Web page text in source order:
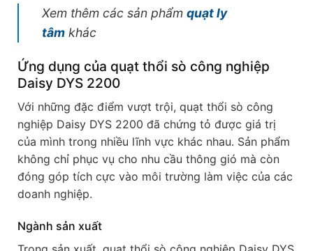
Xem thêm các sản phẩm quạt ly
tâm khác
Ứng dụng của quạt thổi sò công nghiệp
Daisy DYS 2200
Với những đặc điểm vượt trội, quạt thổi sò công
nghiệp Daisy DYS 2200 đã chứng tỏ được giá trị
của mình trong nhiều lĩnh vực khác nhau. Sản phẩm
không chỉ phục vụ cho nhu cầu thông gió mà còn
đóng góp tích cực vào môi trường làm việc của các
doanh nghiệp.
Ngành sản xuất